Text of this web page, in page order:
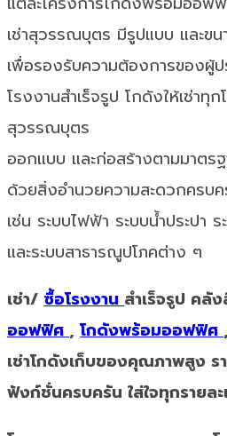
เช่าสุวรรณบุตร มีรูปแบบ และข
เพื่อรองรับความต้องการของผู้ป
โรงงานสำเร็จรูป โกดังให้เช่าทุ
สุวรรณบุตร
ออกแบบ และก่อสร้างตามมาตร
ด้วยสิ่งอำนวยความสะดวกครบ
เช่น ระบบไฟฟ้า ระบบน้ำประปา
และระบบสาธารณูปโภคต่าง ๆ
เช่า/ ซื้อโรงงานสำเร็จรูป คลั
ออฟฟิศ, โกดังพร้อมออฟฟิศ,
เช่าโกดังเก็บของคุณภาพสูง ร
ฟังก์ชั่นครบครัน ใส่ใจทุกรายล